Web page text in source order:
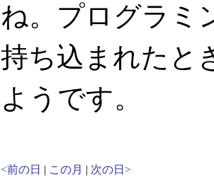
ね。プログラミ
持ち込まれたと
ようです。
<前の日 | この月 | 次の日>